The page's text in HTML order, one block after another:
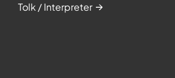
Tolk / Interpreter